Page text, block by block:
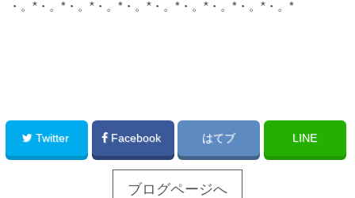
・。*・。*・。*・。*・。*・。*・。*・。*・。*・。*
Twitter Facebook はてブ LINE
ブログページへ